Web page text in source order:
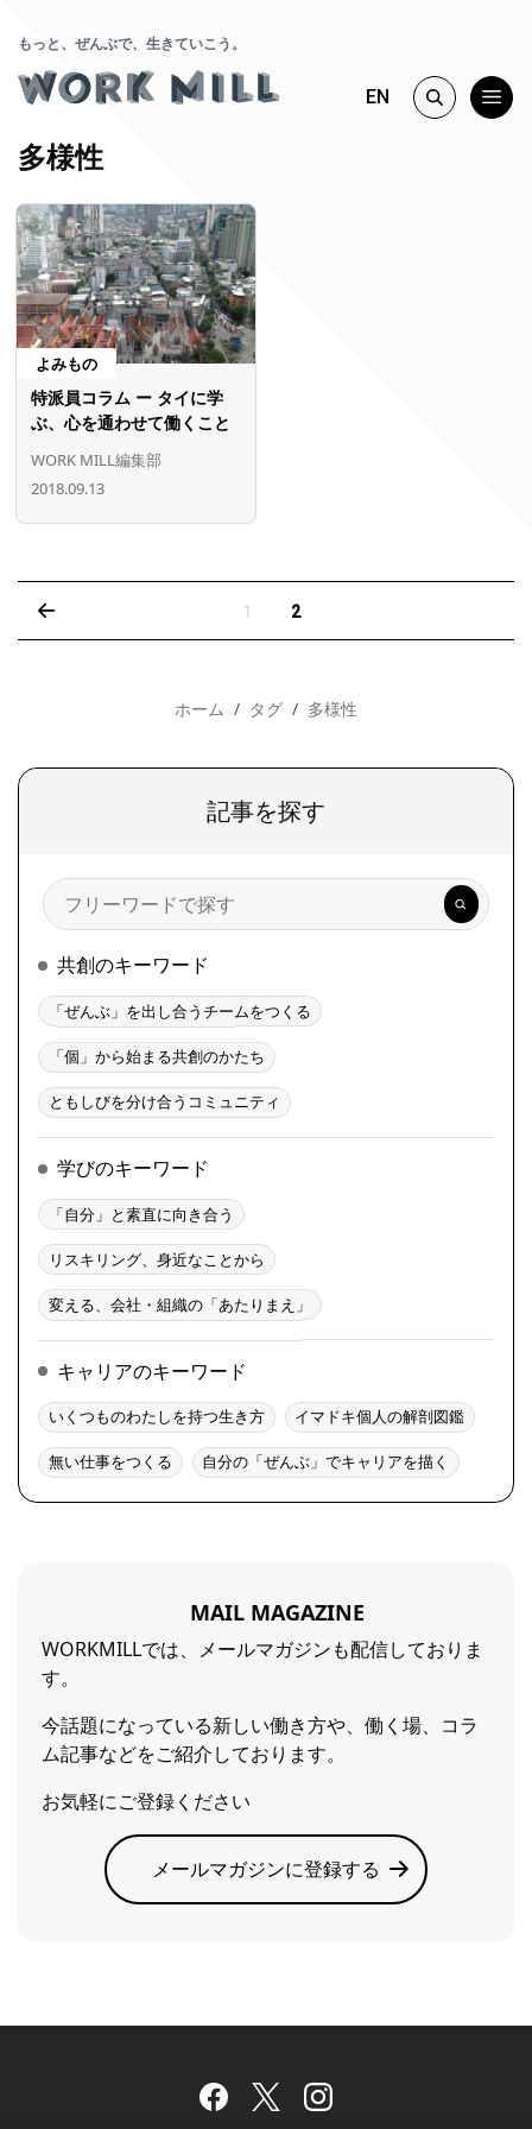
もっと、ぜんぶで、生きていこう。
EN
多様性
よみもの
特派員コラム ー タイに学
ぶ、心を通わせて働くこと
WORK MILL編集部
2018.09.13
1 2
ホーム タグ 多様性
記事を探す
検
索
共創のキーワード
「ぜんぶ」を出し合うチームをつくる
「個」から始まる共創のかたち
ともしびを分け合うコミュニティ
学びのキーワード
「自分」と素直に向き合う
リスキリング、身近なことから
変える、会社・組織の「あたりまえ」
キャリアのキーワード
いくつものわたしを持つ生き方 イマドキ個人の解剖図鑑
無い仕事をつくる 自分の「ぜんぶ」でキャリアを描く
MAIL MAGAZINE
WORKMILLでは、メールマガジンも配信しておりま
す。
今話題になっている新しい働き方や、働く場、コラ
ム記事などをご紹介しております。
お気軽にご登録ください
メールマガジンに登録する
Facebook
TwitterInstagram